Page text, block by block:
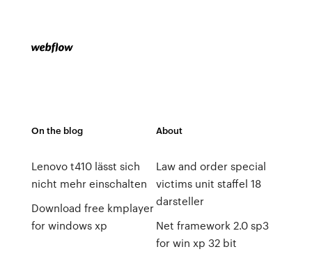
On the blog
Lenovo t410 lässt sich
nicht mehr einschalten
Download free kmplayer
for windows xp
About
Law and order special
victims unit staffel 18
darsteller
Net framework 2.0 sp3
for win xp 32 bit